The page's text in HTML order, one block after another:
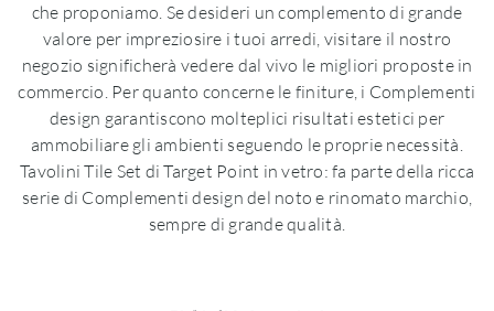
che proponiamo. Se desideri un complemento di grande
valore per impreziosire i tuoi arredi, visitare il nostro
negozio significherà vedere dal vivo le migliori proposte in
commercio. Per quanto concerne le finiture, i Complementi
design garantiscono molteplici risultati estetici per
ammobiliare gli ambienti seguendo le proprie necessità.
Tavolini Tile Set di Target Point in vetro: fa parte della ricca
serie di Complementi design del noto e rinomato marchio,
sempre di grande qualità.